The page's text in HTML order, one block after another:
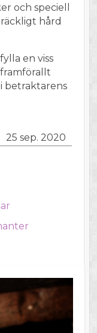
och speciell
hård
en viss
betraktarens
25 sep. 2020